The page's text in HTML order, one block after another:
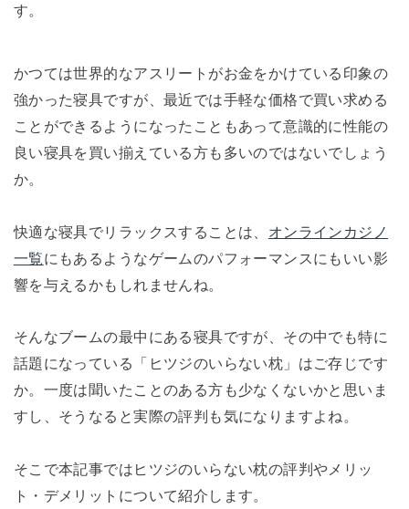
す。
かつては世界的なアスリートがお金をかけている印象の
強かった寝具ですが、最近では手軽な価格で買い求める
ことができるようになったこともあって意識的に性能の
良い寝具を買い揃えている方も多いのではないでしょう
か。
快適な寝具でリラックスすることは、 オンラインカジノ
一覧にもあるようなゲームのパフォーマンスにもいい影
響を与えるかもしれませんね。
そんなブームの最中にある寝具ですが、その中でも特に
話題になっている「ヒツジのいらない枕」はご存じです
か。一度は聞いたことのある方も少なくないかと思いま
すし、そうなると実際の評判も気になりますよね。
そこで本記事ではヒツジのいらない枕の評判やメリッ
ト・デメリットについて紹介します。